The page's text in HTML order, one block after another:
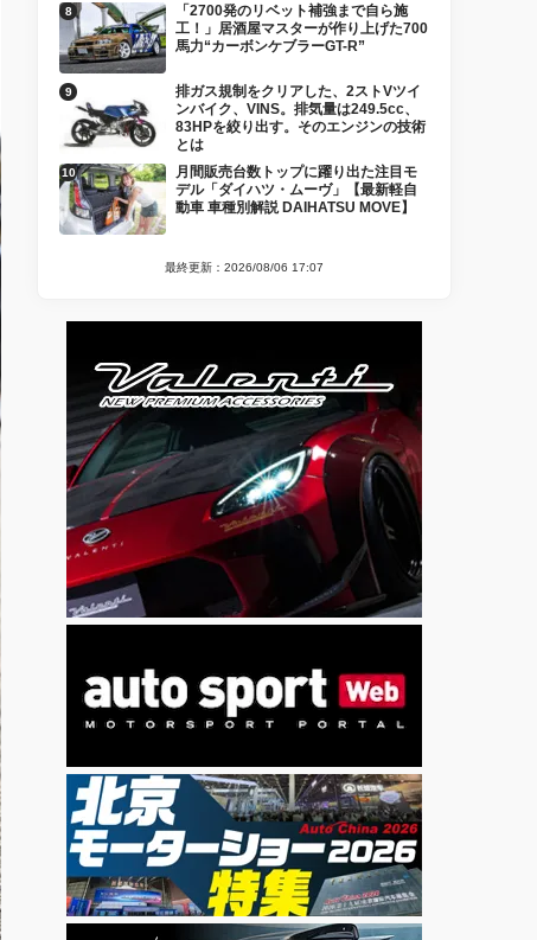
「2700発のリベット補強まで自ら施
工！」居酒屋マスターが作り上げた700
馬力“カーボンケブラーGT-R”
排ガス規制をクリアした、2ストVツイ
ンバイク、VINS。排気量は249.5cc、
83HPを絞り出す。そのエンジンの技術
とは
月間販売台数トップに躍り出た注目モ
デル「ダイハツ・ムーヴ」【最新軽自
動車 車種別解説 DAIHATSU MOVE】
最終更新：2026/08/06 17:07